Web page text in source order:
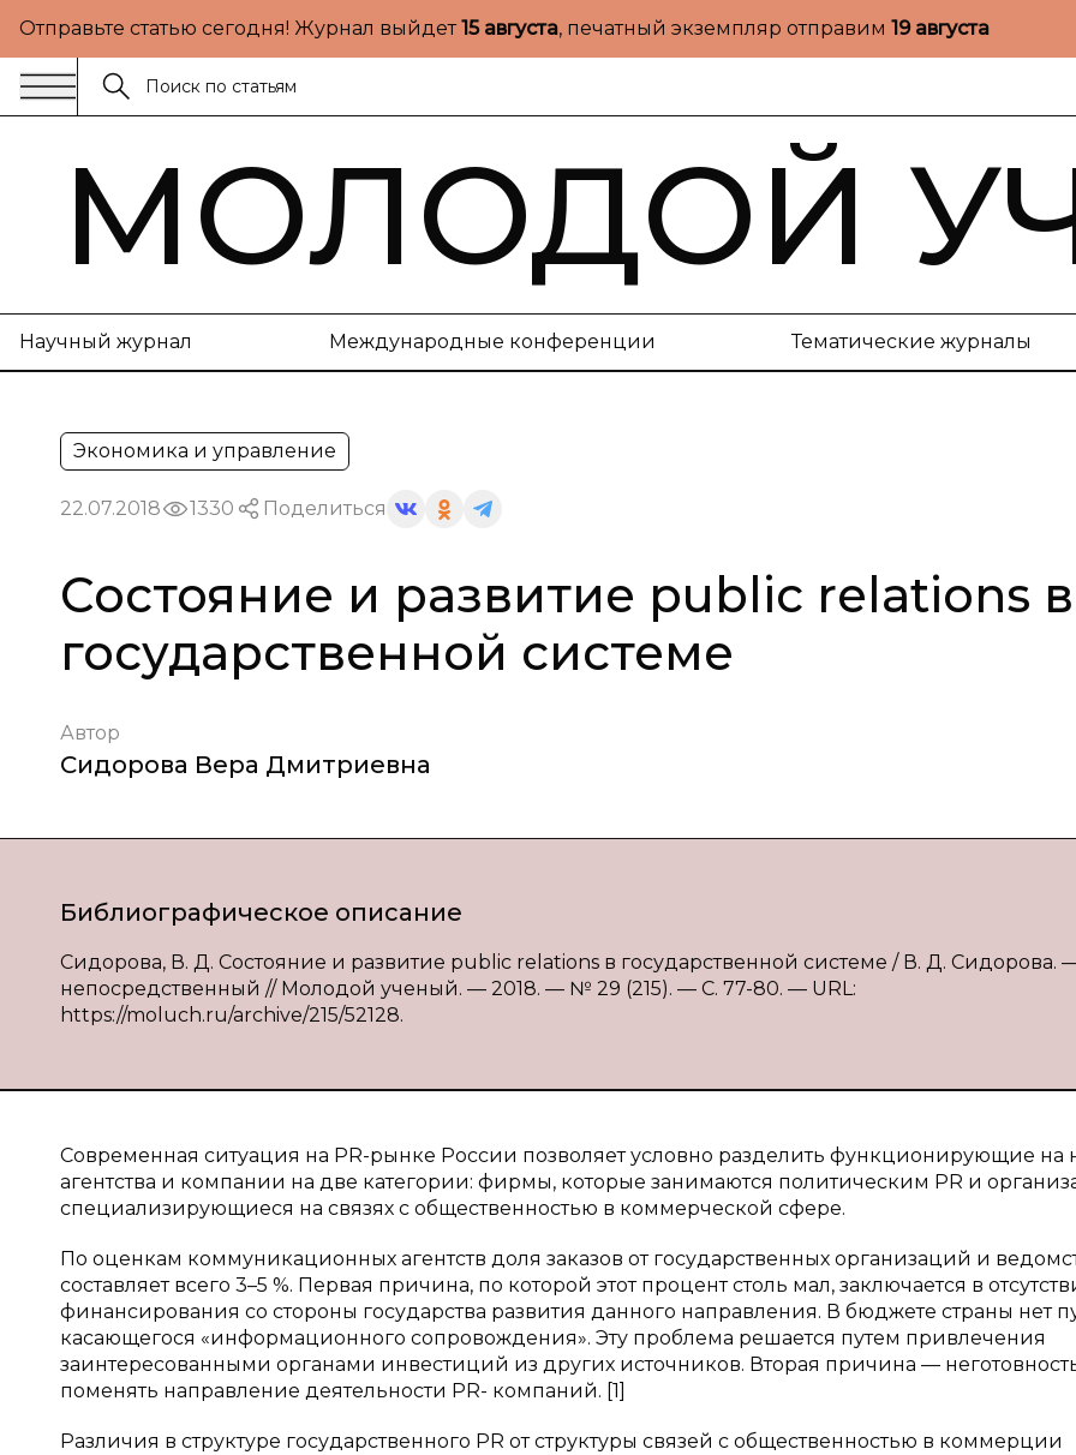
Отправьте статью сегодня! Журнал выйдет15 августа, печатный экземпляр отправим 19 августа
МОЛОДОЙ
Научный журнал Международные конференции Тематические журналы
Экономика и управление
22.07.2018 1330 Поделиться
Состояние и развитие public relations в
государственной системе
Автор
Сидорова Вера Дмитриевна
Библиографическое описание
Сидорова, В. Д. Состояние и развитие public relations в государственной системе / В. Д. Сидорова. —
непосредственный // Молодой ученый. — 2018. — № 29 (215). — С. 77-80. — URL:
https://moluch.ru/archive/215/52128.
Современная ситуация на PR-рынке России позволяет условно разделить функционирующие на
агентства и компании на две категории: фирмы, которые занимаются политическим PR и
специализирующиеся на связях с общественностью в коммерческой сфере.
По оценкам коммуникационных агентств доля заказов от государственных организаций и
составляет всего 3–5 %. Первая причина, по которой этот процент столь мал, заключается в
финансирования со стороны государства развития данного направления. В бюджете страны нет
касающегося «информационного сопровождения». Эту проблема решается путем привлечения
заинтересованными органами инвестиций из других источников. Вторая причина —
поменять направление деятельности PR- компаний. [1]
Различия в структуре государственного PR от структуры связей с общественностью в коммерции